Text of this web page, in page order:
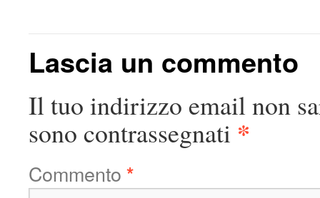
Lascia un commento
Il tuo indirizzo email non
sono contrassegnati *
Commento *